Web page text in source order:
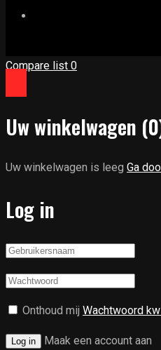
Compare list 0
Uw winkelwagen
Uw winkelwagen is leeg Ga
Log in
Onthoud mij Wachtwoord
Log in Maak een account aan